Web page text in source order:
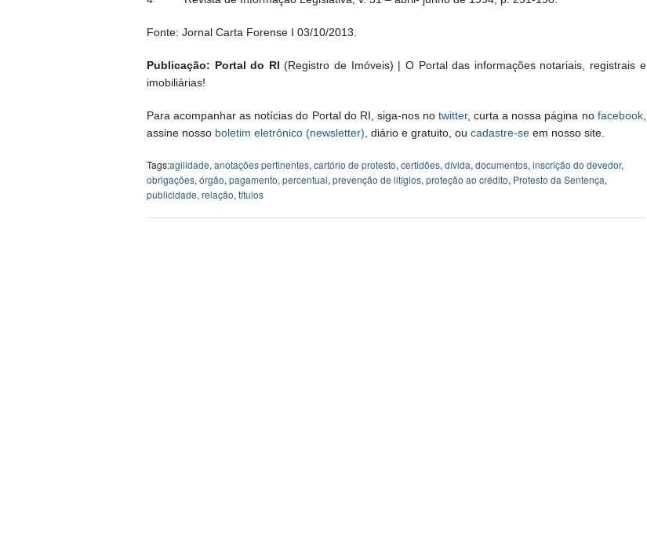
Fonte: Jornal Carta Forense I 03/10/2013.
Publicação: Portal do RI (Registro de Imóveis) | O Portal das informações notariais, registrais e
imobiliárias!
Para acompanhar as notícias do Portal do RI, siga-nos notwitter, curta a nossa página no facebook,
assine nosso boletim eletrônico (newsletter) , diário e gratuito, ou cadastre-se em nosso site.
Tags:agilidade, anotações pertinentes, cartório de protesto, certidões, dívida, documentos, inscrição do devedor,
obrigações, órgão, pagamento, percentual, prevenção de litígios, proteção ao crédito, Protesto da Sentença,
publicidade, relação, títulos